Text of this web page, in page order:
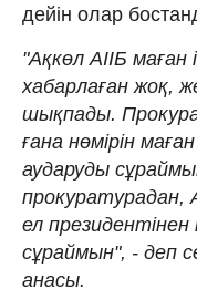
дейін олар
"Ақкөл АІІБ маған
хабарлаған жоқ,
шықпады.
ғана нөмірін
аударуды
прокуратурадан,
ел президентінен
сұраймын", - деп
анасы.